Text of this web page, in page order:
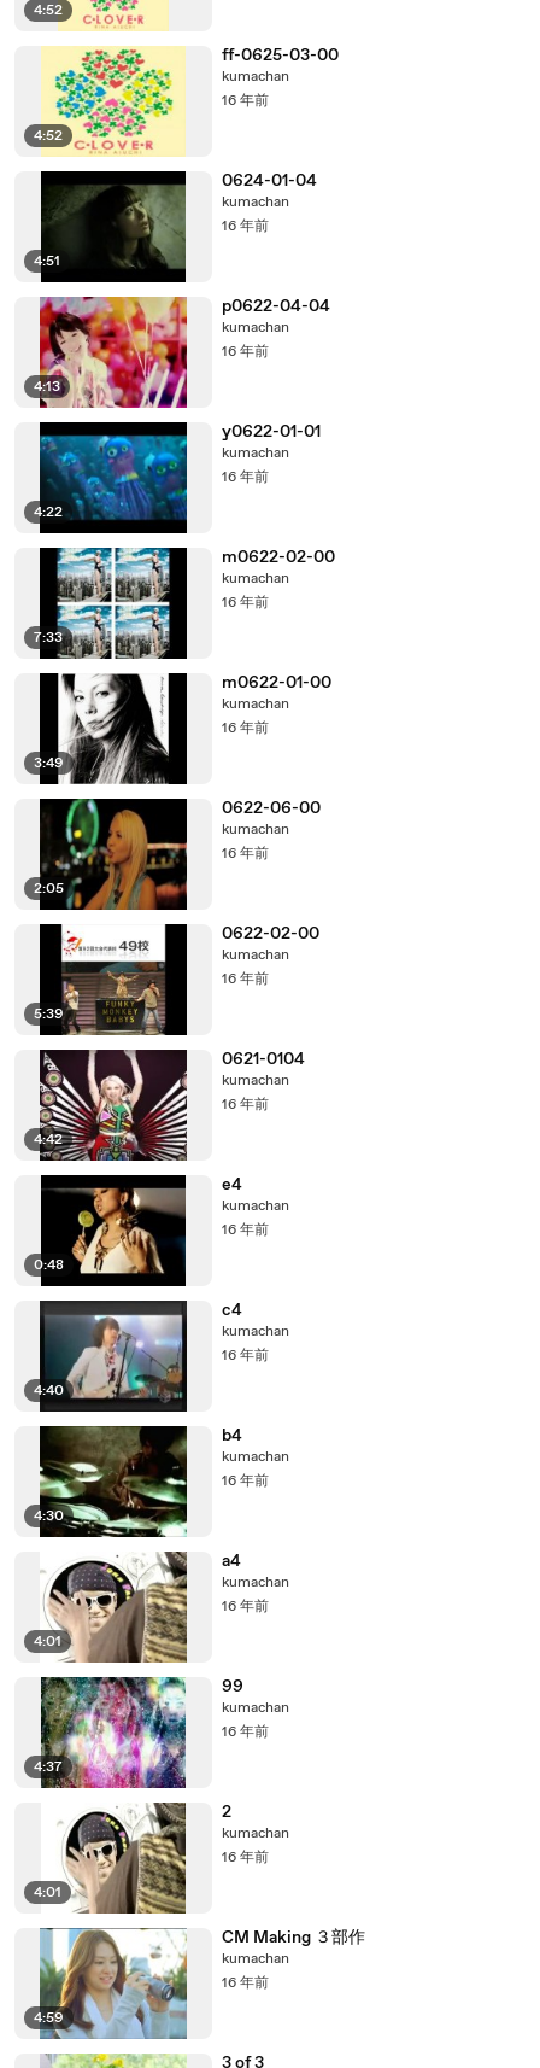
4:52
4:52
ff-0625-03-00
kumachan
16 年前
4:51
0624-01-04
kumachan
16 年前
4:13
p0622-04-04
kumachan
16 年前
4:22
y0622-01-01
kumachan
16 年前
7:33
m0622-02-00
kumachan
16 年前
3:49
m0622-01-00
kumachan
16 年前
2:05
0622-06-00
kumachan
16 年前
5:39
0622-02-00
kumachan
16 年前
4:42
0621-0104
kumachan
16 年前
0:48
e4
kumachan
16 年前
4:40
c4
kumachan
16 年前
4:30
b4
kumachan
16 年前
4:01
a4
kumachan
16 年前
4:37
99
kumachan
16 年前
4:01
2
kumachan
16 年前
4:59
CM Making ３部作
kumachan
16 年前
3 of 3